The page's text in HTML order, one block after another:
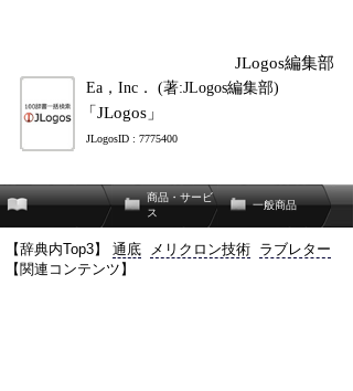
JLogos編集部
Ea，Inc． (著:JLogos編集部)
「JLogos」
JLogosID : 7775400
商品・サービ
ス
一般商品
【辞典内Top3】 通底 メリクロン技術 ラブレター
【関連コンテンツ】